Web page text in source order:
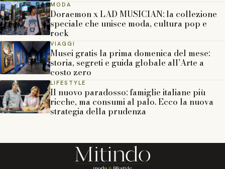
MODA
Doraemon x LAD MUSICIAN: la collezione
speciale che unisce moda, cultura pop e
rock
VIAGGI
Musei gratis la prima domenica del mese:
storia, segreti e guida globale all’Arte a
costo zero
LIFESTYLE
Il nuovo paradosso: famiglie italiane più
ricche, ma consumi al palo. Ecco la nuova
strategia della prudenza